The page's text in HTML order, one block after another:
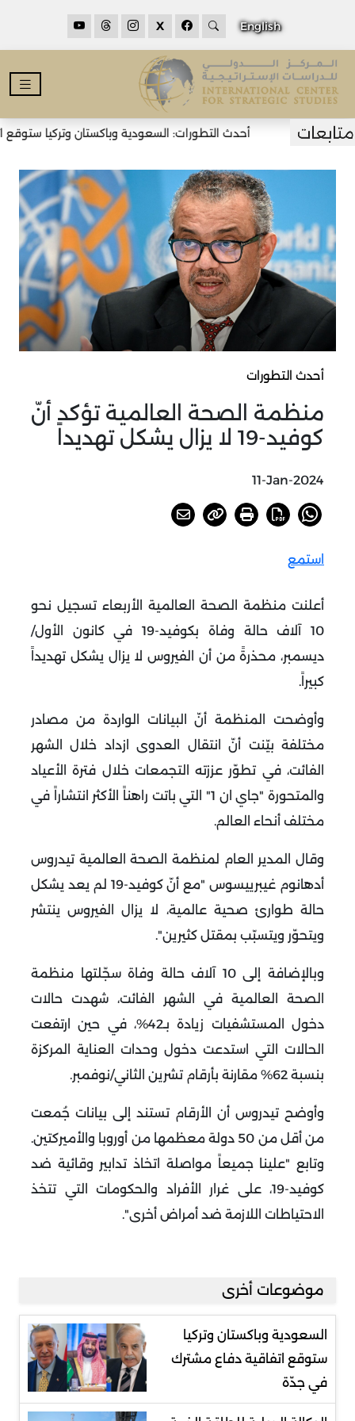
English
X
أحدث التطورات: السعودية وباكستان وتركيا ستوقع
أحدث التطورات
منظمة الصحة العالمية تؤكد أنّ
كوفيد-19 لا يزال يشكل تهديداً
11-Jan-2024
استمع
أعلنت منظمة الصحة العالمية الأربعاء تسجيل نحو
10 آلاف حالة وفاة بكوفيد-19 في كانون الأول/
ديسمبر، محذرةً من أن الفيروس لا يزال يشكل تهديداً
كبيراً.
وأوضحت المنظمة أنّ البيانات الواردة من مصادر
مختلفة بيّنت أنّ انتقال العدوى ازداد خلال الشهر
الفائت، في تطوّر عززته التجمعات خلال فترة الأعياد
والمتحورة "جاي ان 1" التي باتت راهناً الأكثر انتشاراً في
مختلف أنحاء العالم.
وقال المدير العام لمنظمة الصحة العالمية تيدروس
أدهانوم غيبرييسوس "مع أنّ كوفيد-19 لم يعد يشكل
حالة طوارئ صحية عالمية، لا يزال الفيروس ينتشر
ويتحوّر ويتسبّب بمقتل كثيرين".
وبالإضافة إلى 10 آلاف حالة وفاة سجّلتها منظمة
الصحة العالمية في الشهر الفائت، شهدت حالات
دخول المستشفيات زيادة بـ42%، في حين ارتفعت
الحالات التي استدعت دخول وحدات العناية المركزة
بنسبة 62% مقارنة بأرقام تشرين الثاني/نوفمبر.
وأوضح تيدروس أن الأرقام تستند إلى بيانات جُمعت
من أقل من 50 دولة معظمها من أوروبا والأميركتين.
وتابع "علينا جميعاً مواصلة اتخاذ تدابير وقائية ضد
كوفيد-19، على غرار الأفراد والحكومات التي تتخذ
الاحتياطات اللازمة ضد أمراض أخرى".
موضوعات أخرى
السعودية وباكستان وتركيا
ستوقع اتفاقية دفاع مشترك
في جدّة